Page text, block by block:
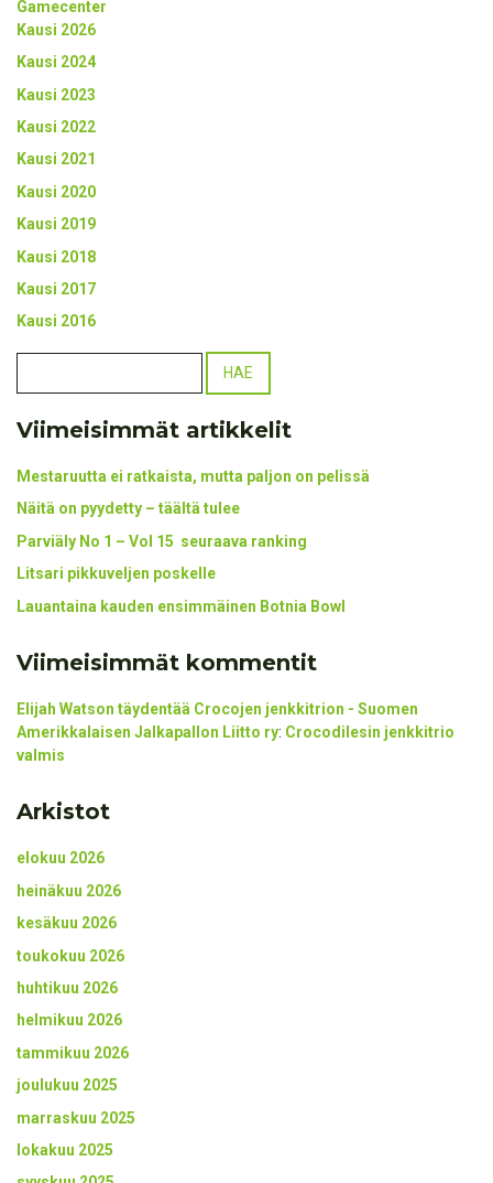
Gamecenter
Kausi 2026
Kausi 2024
Kausi 2023
Kausi 2022
Kausi 2021
Kausi 2020
Kausi 2019
Kausi 2018
Kausi 2017
Kausi 2016
Viimeisimmät artikkelit
Mestaruutta ei ratkaista, mutta paljon on pelissä
Näitä on pyydetty – täältä tulee
Parviäly No 1 – Vol 15 seuraava ranking
Litsari pikkuveljen poskelle
Lauantaina kauden ensimmäinen Botnia Bowl
Viimeisimmät kommentit
Elijah Watson täydentää Crocojen jenkkitrion - Suomen
Amerikkalaisen Jalkapallon Liitto ry: Crocodilesin jenkkitrio
valmis
Arkistot
elokuu 2026
heinäkuu 2026
kesäkuu 2026
toukokuu 2026
huhtikuu 2026
helmikuu 2026
tammikuu 2026
joulukuu 2025
marraskuu 2025
lokakuu 2025